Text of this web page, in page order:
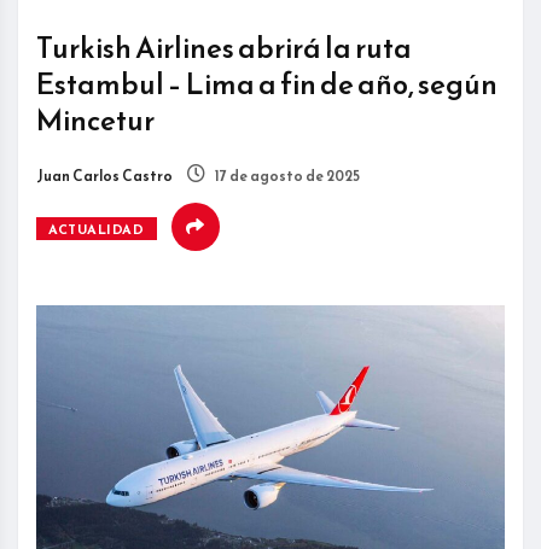
Turkish Airlines abrirá la ruta
Estambul – Lima a fin de año, según
Mincetur
Juan Carlos Castro 17 de agosto de 2025
ACTUALIDAD